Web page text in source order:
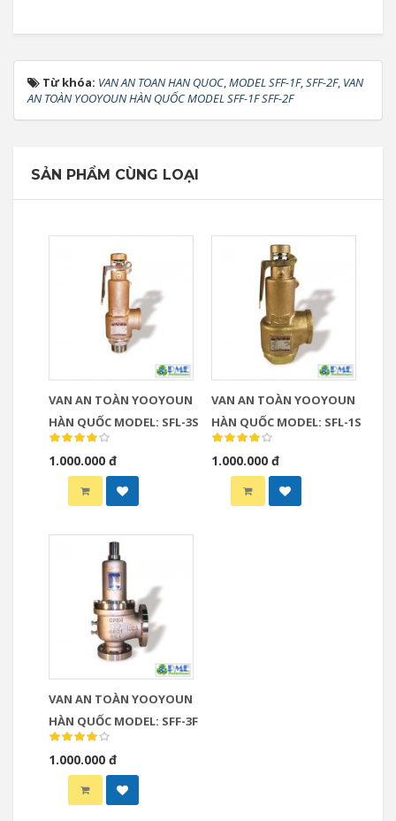
Từ khóa: VAN AN TOAN HAN QUOC,MODEL SFF-1F,SFF-2F, VAN
AN TOÀN YOOYOUN HÀN QUỐC MODEL SFF-1F SFF-2F
SẢN PHẨM CÙNG LOẠI
VAN AN TOÀN YOOYOUN
HÀN QUỐC MODEL: SFL-3S
1.000.000 đ
VAN AN TOÀN YOOYOUN
HÀN QUỐC MODEL: SFL-1S
1.000.000 đ
VAN AN TOÀN YOOYOUN
HÀN QUỐC MODEL: SFF-3F
1.000.000 đ